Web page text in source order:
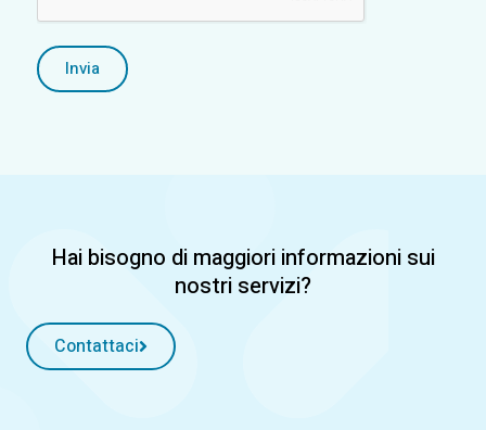
Invia
Hai bisogno di maggiori informazioni sui
nostri servizi?
Contattaci